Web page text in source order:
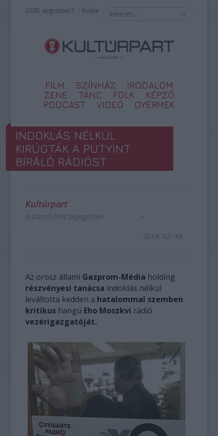
2026. augusztus 7. – Ibolya
FILM SZÍNHÁZ
IRODALOM
ZENE
TÁNC FOLK
KÉPZŐ
PODCAST
VIDEÓ GYERMEK
INDOKLÁS NÉLKÜL
KIRÚGTÁK A PUTYINT
BÍRÁLÓ RÁDIÓST
Kultúrpart
a szerző friss bejegyzései
2014. 02. 19.
Az orosz állami Gazprom-Média holding
részvényesi tanácsa indoklás nélkül
leváltotta kedden a hatalommal szemben
kritikus hangú Eho Moszkvi rádió
vezérigazgatóját.